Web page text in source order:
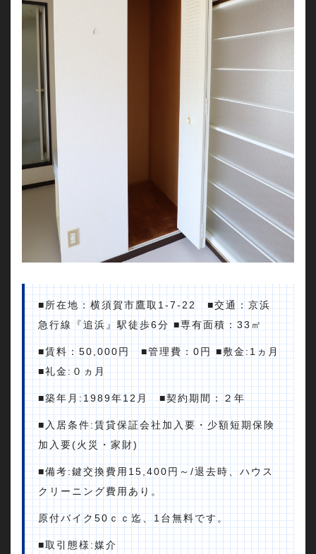
■所在地：横須賀市鷹取1-7-22 ■交通：京浜
急行線『追浜』駅徒歩6分 ■専有面積：33㎡
■賃料：50,000円 ■管理費：0円 ■敷金:1ヵ月
■礼金:０ヵ月
■築年月:1989年12月 ■契約期間：２年
■入居条件:賃貸保証会社加入要・少額短期保険
加入要(火災・家財)
■備考:鍵交換費用15,400円～/退去時、ハウス
クリーニング費用あり。
原付バイク50ｃｃ迄、1台無料です。
■取引態様:媒介